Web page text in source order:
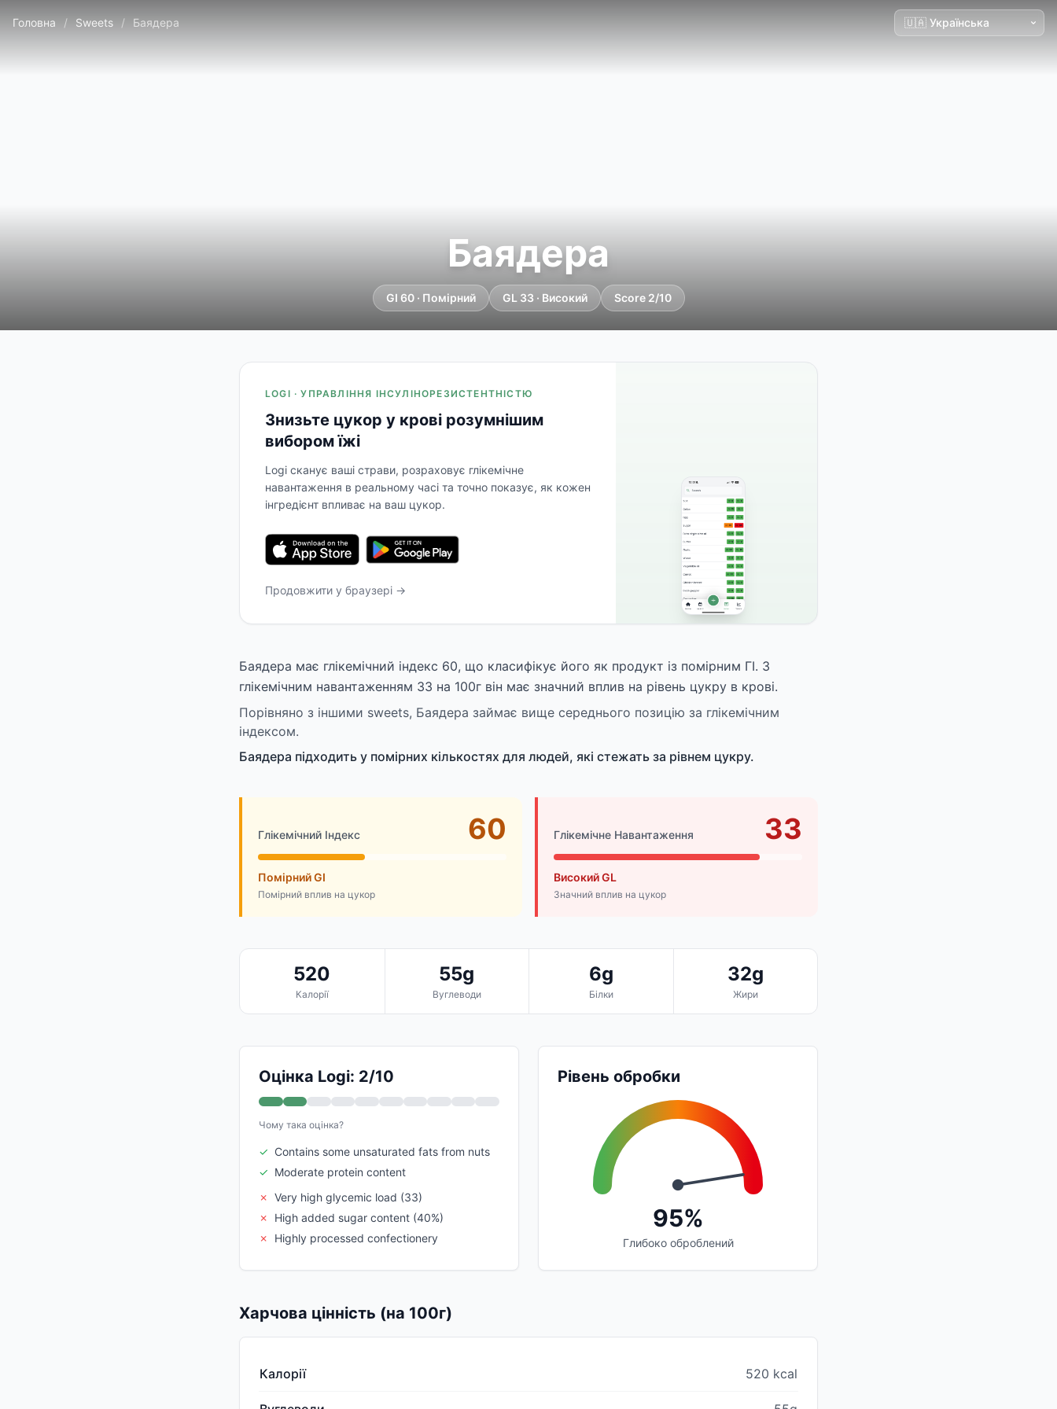
Головна / Sweets / Баядера
Баядера
GI 60 · Помірний GL 33 · Високий Score 2/10
LOGI · УПРАВЛІННЯ ІНСУЛІНОРЕЗИСТЕНТНІСТЮ
Знизьте цукор у крові розумнішим
вибором їжі
Logi сканує ваші страви, розраховує глікемічне
навантаження в реальному часі та точно показує, як кожен
інгредієнт впливає на ваш цукор.
Продовжити у браузері →
Баядера має глікемічний індекс 60, що класифікує його як продукт із помірним ГІ. З
глікемічним навантаженням 33 на 100г він має значний вплив на рівень цукру в крові.
Порівняно з іншими sweets, Баядера займає вище середнього позицію за глікемічним
індексом.
Баядера підходить у помірних кількостях для людей, які стежать за рівнем цукру.
Глікемічний Індекс 60
Помірний GI
Помірний вплив на цукор
Глікемічне Навантаження 33
Високий GL
Значний вплив на цукор
520
Калорії
55g
Вуглеводи
6g
Білки
32g
Жири
Оцінка Logi: 2/10
Чому така оцінка?
✓ Contains some unsaturated fats from nuts
✓ Moderate protein content
✗ Very high glycemic load (33)
✗
High added sugar content (40%)
✗
Highly processed confectionery
Рівень обробки
95%
Глибоко оброблений
Харчова цінність (на 100г)
Калорії 520 kcal